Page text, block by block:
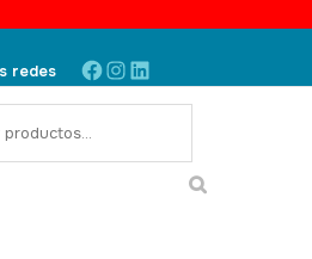
redes Facebook
Instagram
LinkedIn